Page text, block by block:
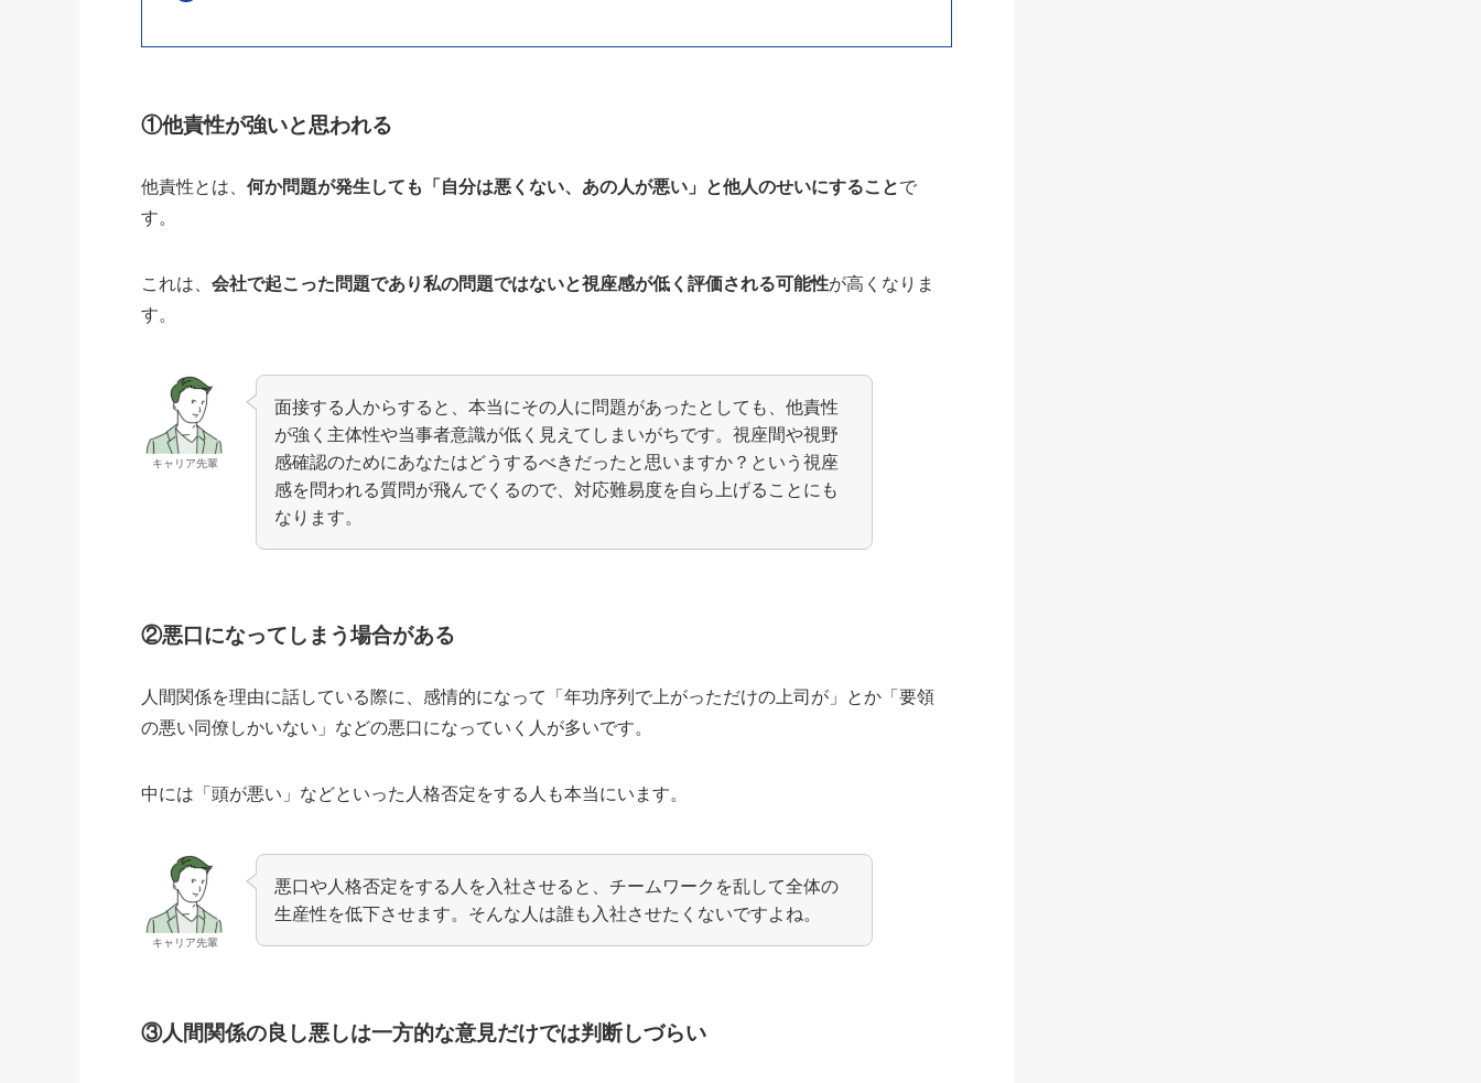
①他責性が強いと思われる
他責性とは、何か問題が発生しても「自分は悪くない、あの人が悪い」と他人のせいにすることで
す。
これは、会社で起こった問題であり私の問題ではないと視座感が低く評価される可能性が高くなりま
す。
キャリア先輩
面接する人からすると、本当にその人に問題があったとしても、他責性
が強く主体性や当事者意識が低く見えてしまいがちです。視座間や視野
感確認のためにあなたはどうするべきだったと思いますか？という視座
感を問われる質問が飛んでくるので、対応難易度を自ら上げることにも
なります。
②悪口になってしまう場合がある
人間関係を理由に話している際に、感情的になって 「年功序列で上がっただけの上司が 」 とか 「要領
の悪い同僚しかいない」 などの悪口になっていく人が多いです。
中には 「頭が悪い」などといった人格否定をする人も本当にいます。
キャリア先輩
悪口や人格否定をする人を入社させると、チームワークを乱して全体の
生産性を低下させます。そんな人は誰も入社させたくないですよね。
③人間関係の良し悪しは一方的な意見だけでは判断しづらい